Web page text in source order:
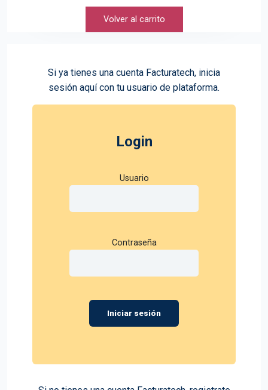
Volver al carrito
Si ya tienes una cuenta Facturatech, inicia
sesión aquí con tu usuario de plataforma.
Login
Usuario
Contraseña
Iniciar sesión